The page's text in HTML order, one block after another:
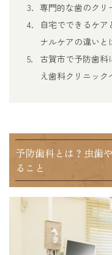
専門的な歯のクリ
自宅でできるケ
ナルケアの違いと
古賀市で予防歯
え歯科クリニック
予防歯科とは？虫歯
ること